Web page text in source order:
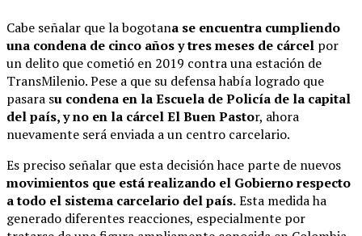
Cabe señalar que la bogotana se encuentra cumpliendo
una condena de cinco años y tres meses de cárcel por
un delito que cometió en 2019 contra una estación de
TransMilenio. Pese a que su defensa había logrado que
pasara su condena en la Escuela de Policía de la capital
del país, y no en la cárcel El Buen Pastor, ahora
nuevamente será enviada a un centro carcelario.
Es preciso señalar que esta decisión hace parte de nuevos
movimientos que está realizando el Gobierno respecto
a todo el sistema carcelario del país.Esta medida ha
generado diferentes reacciones, especialmente por